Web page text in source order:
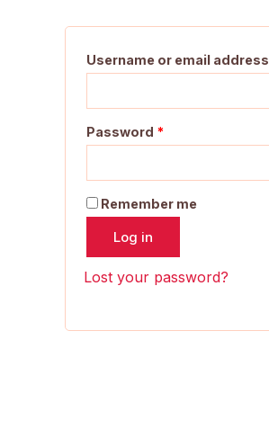
Username or email address
Password *
Remember me
Log in
Lost your password?